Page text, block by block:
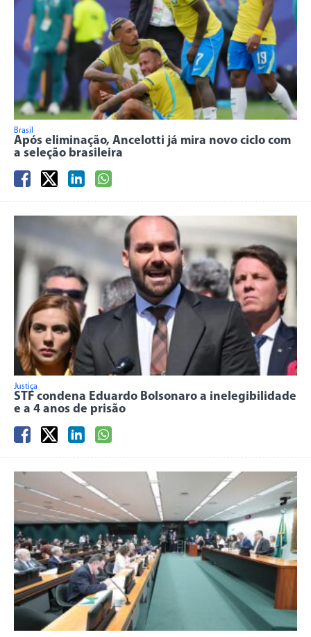
Brasil
Após eliminação, Ancelotti já mira novo ciclo com
a seleção brasileira
Justiça
STF condena Eduardo Bolsonaro a inelegibilidade
e a 4 anos de prisão